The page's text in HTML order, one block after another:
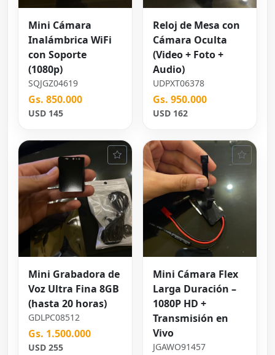
Mini Cámara
Inalámbrica WiFi
con Soporte
(1080p)
SQJGZ04619
Gs. 850.000
USD 145
Reloj de Mesa con
Cámara Oculta
(Video + Foto +
Audio)
UDPXT06378
Gs. 950.000
USD 162
Mini Grabadora de
Voz Ultra Fina 8GB
(hasta 20 horas)
GDLPC08512
Gs. 1.500.000
USD 255
Mini Cámara Flex
Larga Duración –
1080P HD +
Transmisión en
Vivo
JGAWO91457